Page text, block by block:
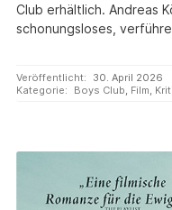
Club erhältlich. Andreas
schonungsloses,
Veröffentlicht:
30. April 2026
Kategorie:
Boys Club Film